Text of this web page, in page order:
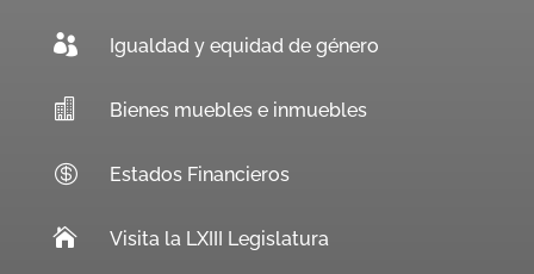
 Igualdad y equidad de género
 Bienes muebles e inmuebles
 Estados Financieros
 Visita la LXIII Legislatura